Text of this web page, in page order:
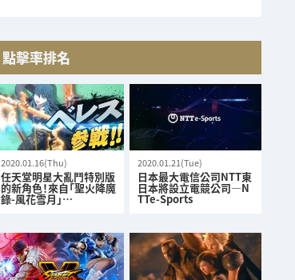
點擊率排名
2020.01.16(Thu)
任天堂明星大亂鬥特別版
的新角色！來自「聖火降魔
錄-風花雪月」…
2020.01.21(Tue)
日本最大電信公司NTT東
日本將設立電競公司—N
TTe-Sports